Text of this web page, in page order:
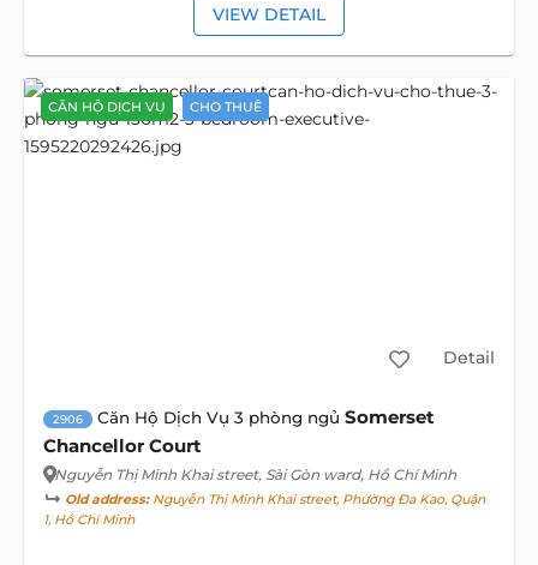
VIEW DETAIL
CĂN HỘ DỊCH VỤ CHO THUÊ
Detail
2906 Căn Hộ Dịch Vụ 3 phòng ngủ Somerset
Chancellor Court
Nguyễn Thị Minh Khai street, Sài Gòn ward, Hồ Chí Minh
Old address:Nguyễn Thị Minh Khai street, Phường Đa Kao, Quận
1, Hồ Chí Minh